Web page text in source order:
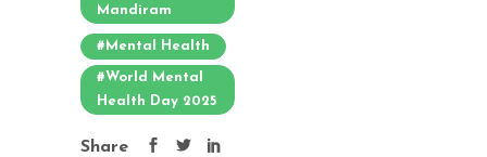
Mandiram
#Mental Health
#World Mental
Health Day 2025
Share